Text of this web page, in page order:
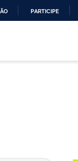
PARTICIPE